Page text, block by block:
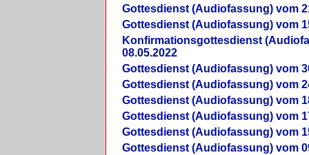
Gottesdienst (Audiofassung) vom
Gottesdienst (Audiofassung) vom
Konfirmationsgottesdienst
08.05.2022
Gottesdienst (Audiofassung) vom
Gottesdienst (Audiofassung) vom
Gottesdienst (Audiofassung) vom
Gottesdienst (Audiofassung) vom
Gottesdienst (Audiofassung) vom
Gottesdienst (Audiofassung) vom